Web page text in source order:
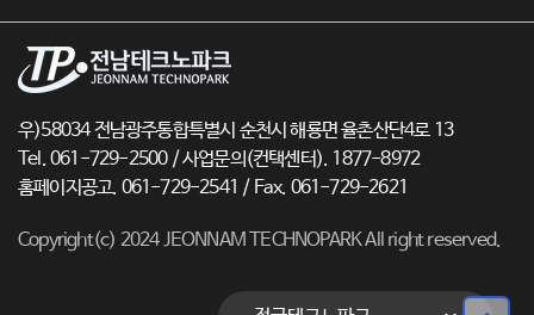
우)58034 전남광주통합특별시 순천시 해룡면 율촌산단4로 13
Tel. 061-729-2500 / 사업문의(컨택센터). 1877-8972
홈페이지공고. 061-729-2541 / Fax. 061-729-2621
Copyright(c) 2024 JEONNAM TECHNOPARK All right reserved.